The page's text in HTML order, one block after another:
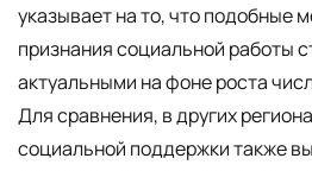
указывает на то, что подобные
признания социальной работы
актуальными на фоне роста
Для сравнения, в других
социальной поддержки также